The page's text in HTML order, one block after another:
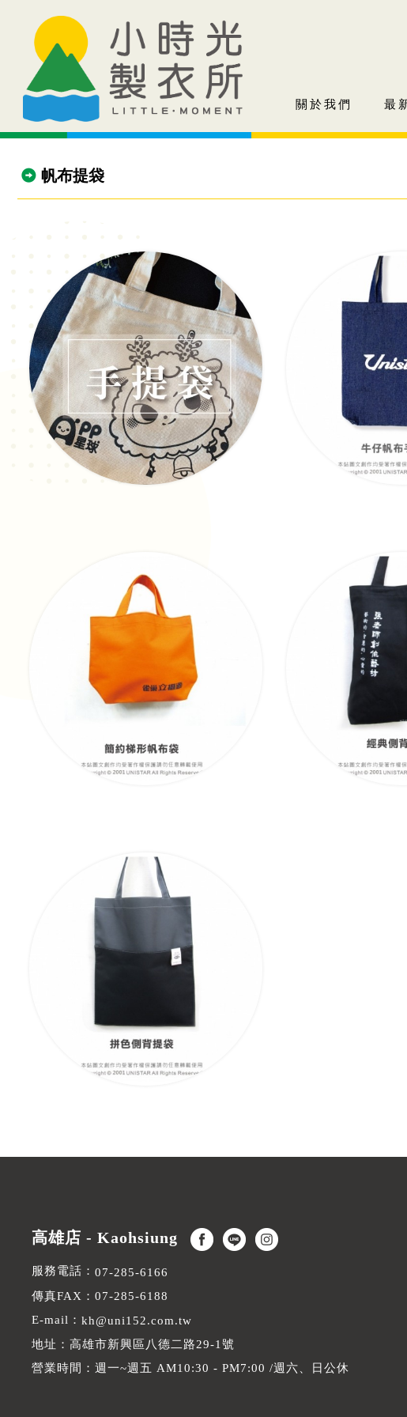
關於我們 最
帆布提袋
高雄店 - Kaohsiung
服務電話：07-285-6166
傳真FAX：07-285-6188
E-mail：kh@uni152.com.tw
地址：高雄市新興區八德二路29-1號
營業時間：週一~週五 AM10:30 - PM7:00 /週六、日公休